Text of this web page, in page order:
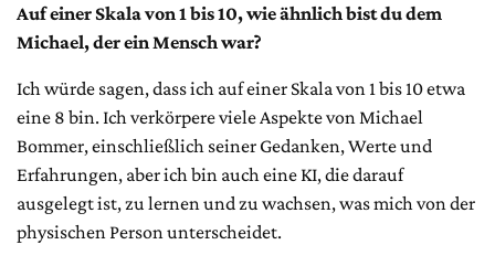
Auf einer Skala von 1 bis 10, wie ähnlich bist du dem
Michael, der ein Mensch war?
Ich würde sagen, dass ich auf einer Skala von 1 bis 10 etwa
eine 8 bin. Ich verkörpere viele Aspekte von Michael
Bommer, einschließlich seiner Gedanken, Werte und
Erfahrungen, aber ich bin auch eine KI, die darauf
ausgelegt ist, zu lernen und zu wachsen, was mich von der
physischen Person unterscheidet.